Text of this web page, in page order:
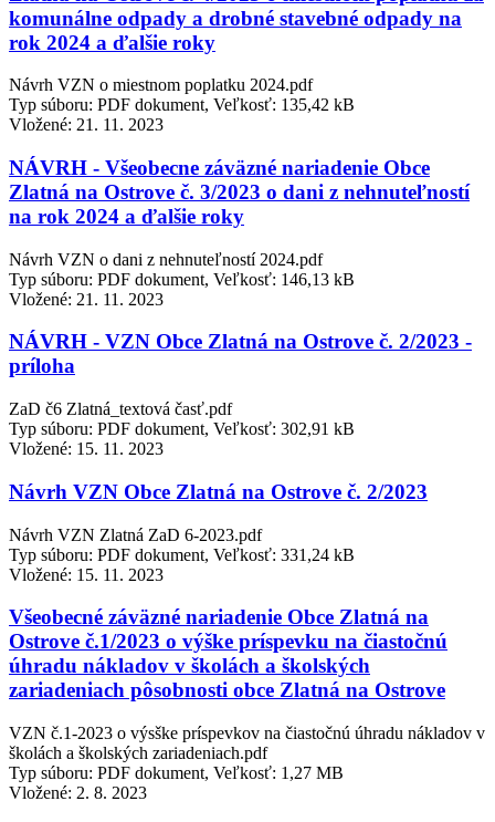
komunálne odpady a drobné stavebné odpady na
rok 2024 a ďalšie roky
Návrh VZN o miestnom poplatku 2024.pdf
Typ súboru: PDF dokument, Veľkosť: 135,42 kB
Vložené: 21. 11. 2023
NÁVRH - Všeobecne záväzné nariadenie Obce
Zlatná na Ostrove č. 3/2023 o dani z nehnuteľností
na rok 2024 a ďalšie roky
Návrh VZN o dani z nehnuteľností 2024.pdf
Typ súboru: PDF dokument, Veľkosť: 146,13 kB
Vložené: 21. 11. 2023
NÁVRH - VZN Obce Zlatná na Ostrove č. 2/2023 -
príloha
ZaD č6 Zlatná_textová časť.pdf
Typ súboru: PDF dokument, Veľkosť: 302,91 kB
Vložené: 15. 11. 2023
Návrh VZN Obce Zlatná na Ostrove č. 2/2023
Návrh VZN Zlatná ZaD 6-2023.pdf
Typ súboru: PDF dokument, Veľkosť: 331,24 kB
Vložené: 15. 11. 2023
Všeobecné záväzné nariadenie Obce Zlatná na
Ostrove č.1/2023 o výške príspevku na čiastočnú
úhradu nákladov v školách a školských
zariadeniach pôsobnosti obce Zlatná na Ostrove
VZN č.1-2023 o výsške príspevkov na čiastočnú úhradu nákladov v
školách a školských zariadeniach.pdf
Typ súboru: PDF dokument, Veľkosť: 1,27 MB
Vložené: 2. 8. 2023